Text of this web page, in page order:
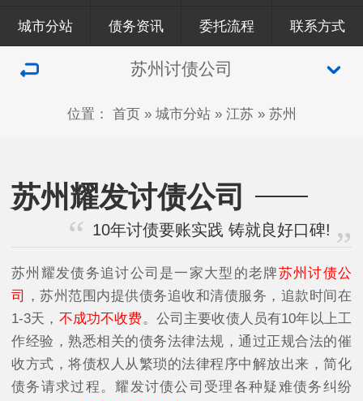
城市分站 债务资讯 委托流程 联系方式
苏州讨债公司
位置： 首页» 城市分站» 江苏» 苏州
苏州耀发讨债公司
10年讨债要账实践 铸就良好口碑!
苏州耀发债务追讨公司是一家大型的老牌苏州讨债公
司
，苏州范围内提供债务追收和清债服务，追款时间在
1-3天， 不成功不收费。公司主要收债人员有10年以上工
作经验，熟悉相关的债务法律法规，通过正规合法的催
收方式，将债权人从繁琐的法律程序中解放出来，简化
债务请求过程。耀发讨债公司受理各种疑难债务纠纷